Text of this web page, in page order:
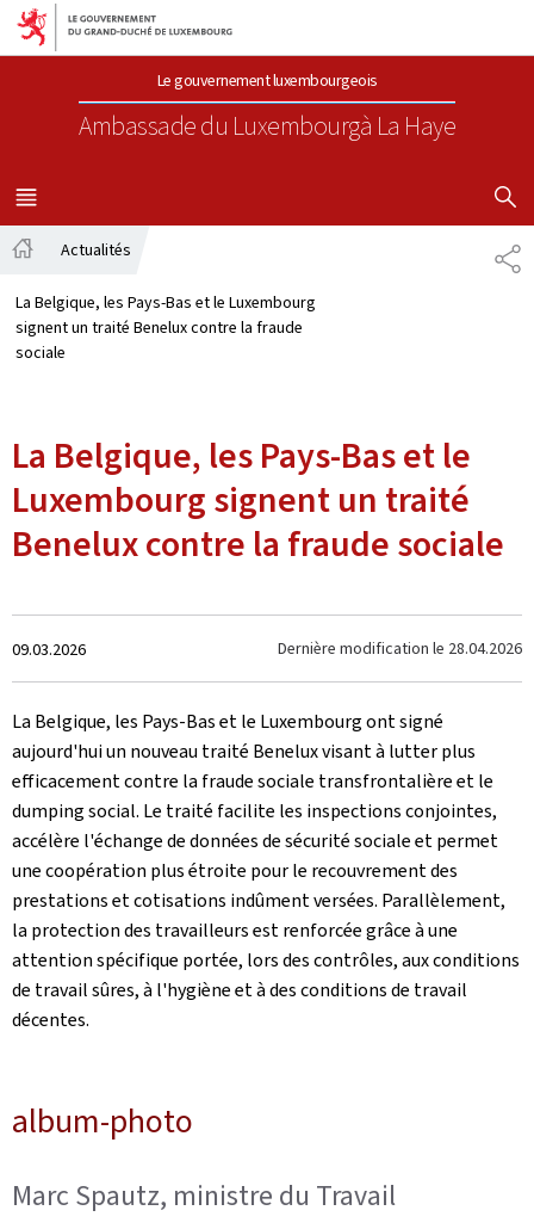
Aller au menu principal
Aller au contenu
Le gouvernement luxembourgeois
Ambassade du Luxembourgà La Haye
MENU
PRINCIPAL
Actualités
La Belgique, les Pays-Bas et le Luxembourg
signent un traité Benelux contre la fraude
sociale
La Belgique, les Pays-Bas et le
Luxembourg signent un traité
Benelux contre la fraude sociale
Crée
le
09.03.2026 Dernière modification le 28.04.2026
La Belgique, les Pays-Bas et le Luxembourg ont signé
aujourd'hui un nouveau traité Benelux visant à lutter plus
efficacement contre la fraude sociale transfrontalière et le
dumping social. Le traité facilite les inspections conjointes,
accélère l'échange de données de sécurité sociale et permet
une coopération plus étroite pour le recouvrement des
prestations et cotisations indûment versées. Parallèlement,
la protection des travailleurs est renforcée grâce à une
attention spécifique portée, lors des contrôles, aux conditions
de travail sûres, à l'hygiène et à des conditions de travail
décentes.
album-photo
Marc Spautz, ministre du Travail